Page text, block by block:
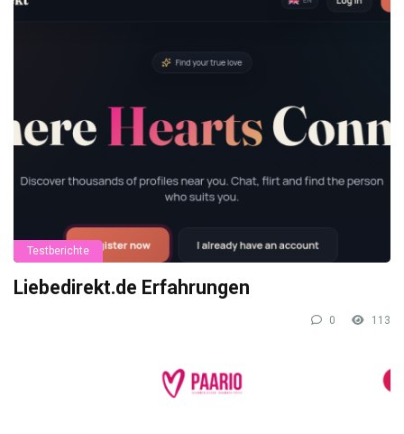
Testberichte
Liebedirekt.de Erfahrungen
0 113